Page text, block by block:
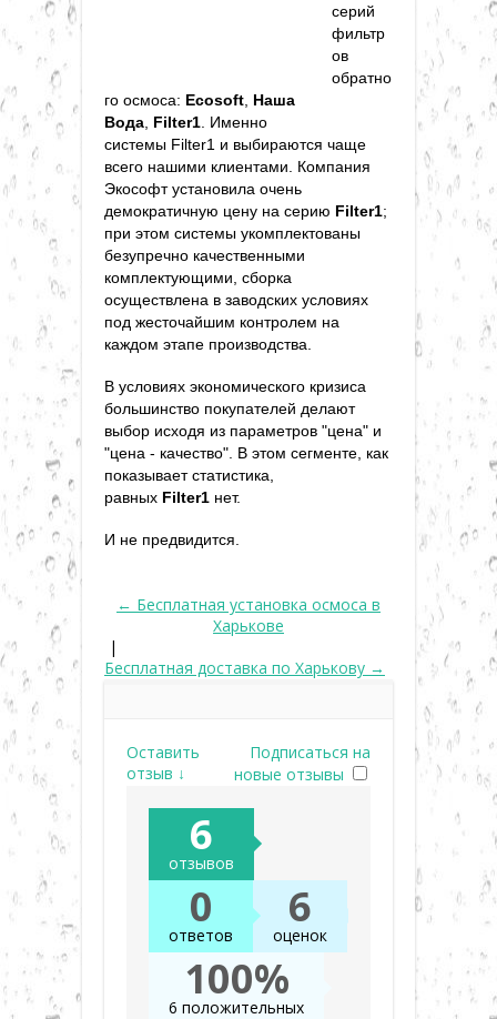
▼
серий
фильтр
ов
обратно
го осмоса: Ecosoft Наша
Вода Filter1 . Именно
системы Filter1 и выбираются чаще
всего нашими клиентами. Компания
Экософт установила очень
демократичную цену на серию Filter1;
при этом системы укомплектованы
безупречно качественными
комплектующими, сборка
осуществлена в заводских условиях
под жесточайшим контролем на
каждом этапе производства.
В условиях экономического кризиса
большинство покупателей делают
выбор исходя из параметров "цена" и
"цена - качество". В этом сегменте, как
показывает статистика,
равных Filter1 нет.
И не предвидится.
← Бесплатная установка осмоса в
Харькове
|
Бесплатная доставка по Харькову →
Подписаться на
новые отзывы
Оставить
отзыв ↓
6
отзывов
0
ответов
6
оценок
100%
6 положительных